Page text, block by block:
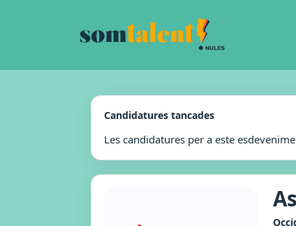
Candidatures tancades
Les candidatures per a este